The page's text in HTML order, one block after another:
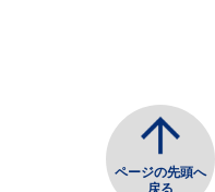
ページの先頭へ
戻る